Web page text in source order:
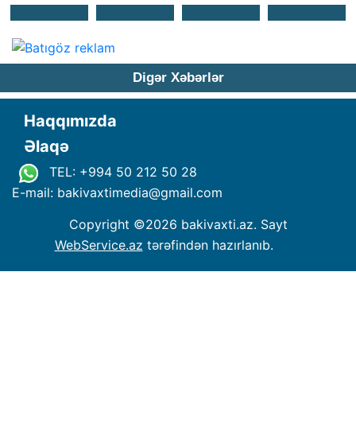
Digər Xəbərlər
Haqqımızda
Əlaqə
TEL: +994 50 212 50 28
E-mail: bakivaxtimedia@gmail.com
Copyright ©2026 bakivaxti.az. Sayt
WebService.az tərəfindən hazırlanıb.